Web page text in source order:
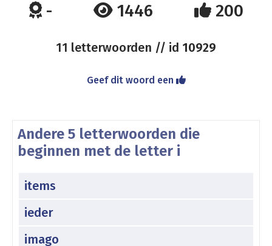
- 1446 200
11 letterwoorden // id 10929
Geef dit woord een
Andere 5 letterwoorden die
beginnen met de letter i
items
ieder
imago